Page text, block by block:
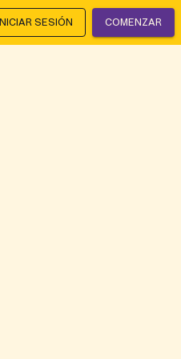
INICIAR SESIÓN COMENZAR